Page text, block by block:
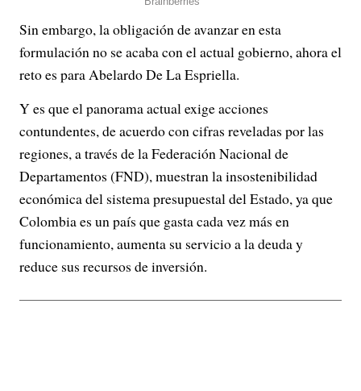
Sin embargo, la obligación de avanzar en esta
formulación no se acaba con el actual gobierno, ahora el
reto es para Abelardo De La Espriella.
Y es que el panorama actual exige acciones
contundentes, de acuerdo con cifras reveladas por las
regiones, a través de la Federación Nacional de
Departamentos (FND), muestran la insostenibilidad
económica del sistema presupuestal del Estado, ya que
Colombia es un país que gasta cada vez más en
funcionamiento, aumenta su servicio a la deuda y
reduce sus recursos de inversión.